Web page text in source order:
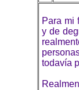
Para mi
y de
todavía